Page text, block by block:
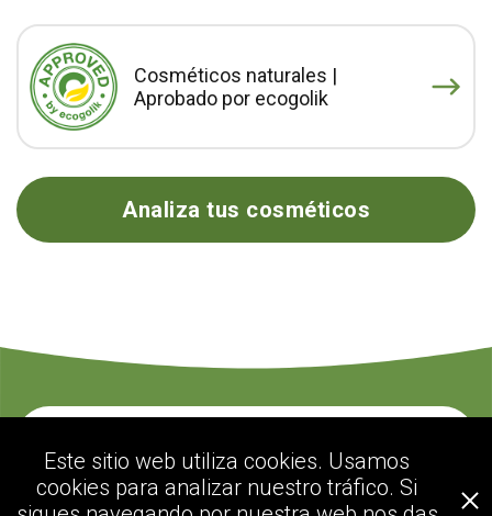
Cosméticos naturales |
Aprobado por ecogolik
Analiza tus cosméticos
Este sitio web utiliza cookies. Usamos
cookies para analizar nuestro tráfico. Si